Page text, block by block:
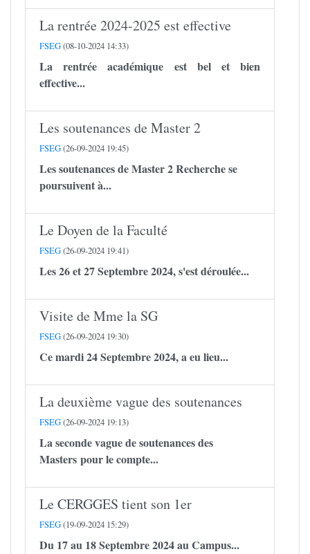
La rentrée 2024-2025 est effective
FSEG(08-10-2024 14:33)
La rentrée académique est bel et bien
effective...
Les soutenances de Master 2
FSEG(26-09-2024 19:45)
Les soutenances de Master 2 Recherche se
poursuivent à...
Le Doyen de la Faculté
FSEG(26-09-2024 19:41)
Les 26 et 27 Septembre 2024, s'est déroulée...
Visite de Mme la SG
FSEG(26-09-2024 19:30)
Ce mardi 24 Septembre 2024, a eu lieu...
La deuxième vague des soutenances
FSEG(26-09-2024 19:13)
La seconde vague de soutenances des
Masters pour le compte...
Le CERGGES tient son 1er
FSEG(19-09-2024 15:29)
Du 17 au 18 Septembre 2024 au Campus...